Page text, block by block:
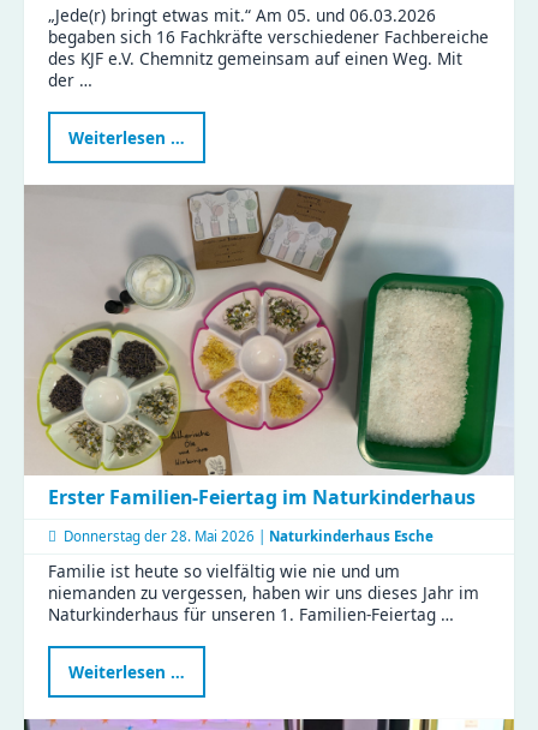
„Jede(r) bringt etwas mit.“ Am 05. und 06.03.2026
begaben sich 16 Fachkräfte verschiedener Fachbereiche
des KJF e.V. Chemnitz gemeinsam auf einen Weg. Mit
der …
Weiterlesen …
Fortbildung
stärkt
Familienrat
in
Chemnitz
–
KJF-
Fachkräfte
starten
weiter
durch
Erster Familien-Feiertag im Naturkinderhaus
Donnerstag der 28. Mai 2026 | Naturkinderhaus Esche
Familie ist heute so vielfältig wie nie und um
niemanden zu vergessen, haben wir uns dieses Jahr im
Naturkinderhaus für unseren 1. Familien-Feiertag …
Weiterlesen …
Familien-
Feiertag